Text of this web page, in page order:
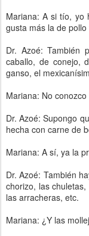
Mariana: A si tío, yo
gusta más la de
Dr. Azoé: También
caballo, de conejo,
ganso, el
Mariana: No
Dr. Azoé: Supongo
hecha con carne de
Mariana: A sí, ya la
Dr. Azoé: También
chorizo, las
las arracheras, etc.
Mariana: ¿Y las